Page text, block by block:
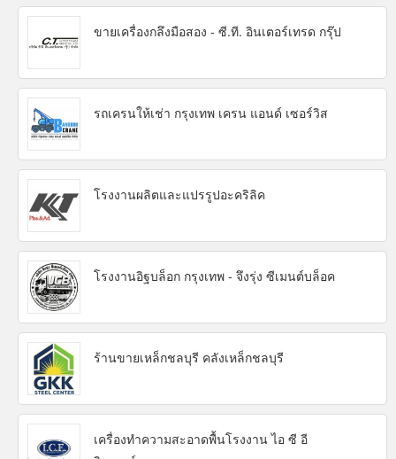
ขายเครื่องกลึงมือสอง - ซี.ที. อินเตอร์เทรด กรุ๊ป
รถเครนให้เช่า กรุงเทพ เครน แอนด์ เซอร์วิส
โรงงานผลิตและแปรรูปอะคริลิค
โรงงานอิฐบล็อก กรุงเทพ - จึงรุ่ง ซีเมนต์บล็อค
ร้านขายเหล็กชลบุรี คลังเหล็กชลบุรี
เครื่องทำความสะอาดพื้นโรงงาน ไอ ซี อี